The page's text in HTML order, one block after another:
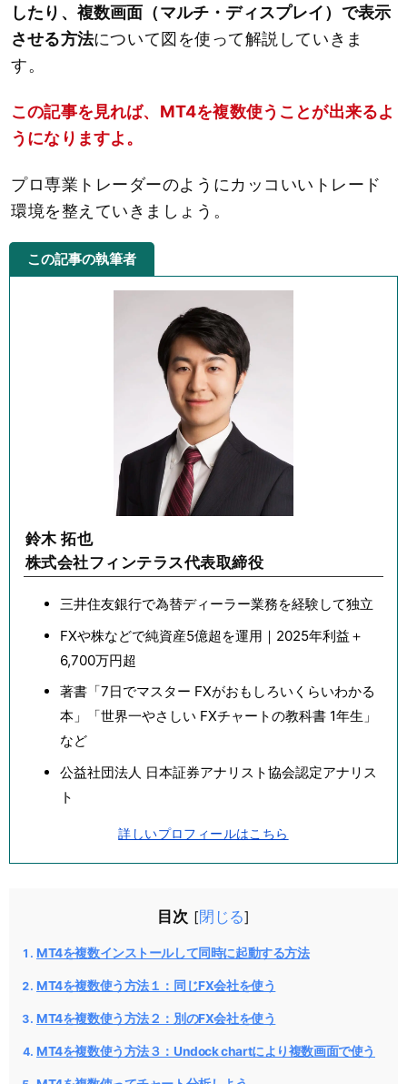
したり、複数画面（マルチ・ディスプレイ）で表示
させる方法について図を使って解説していきま
す。
この記事を見れば、MT4を複数使うことが出来るよ
うになりますよ。
プロ専業トレーダーのようにカッコいいトレード
環境を整えていきましょう。
この記事の執筆者
鈴木 拓也
株式会社フィンテラス代表取締役
三井住友銀行で為替ディーラー業務を経験して独立
FXや株などで純資産5億超を運用｜2025年利益＋
6,700万円超
著書「7日でマスター FXがおもしろいくらいわかる
本」「世界一やさしい FXチャートの教科書 1年生」
など
公益社団法人 日本証券アナリスト協会認定アナリス
ト
詳しいプロフィールはこちら
目次 [閉じる]
MT4を複数インストールして同時に起動する方法
MT4を複数使う方法１：同じFX会社を使う
MT4を複数使う方法２：別のFX会社を使う
MT4を複数使う方法３：Undock chartにより複数画面で使う